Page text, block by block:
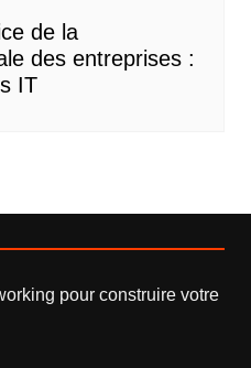
de la
des entreprises :
IT
pour construire votre